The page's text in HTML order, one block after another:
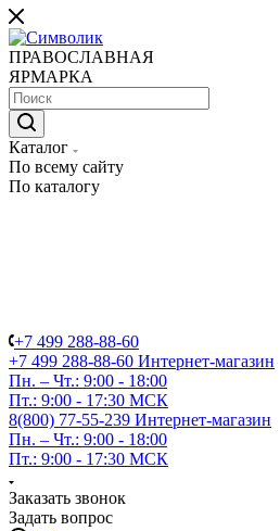
ПРАВОСЛАВНАЯ
ЯРМАРКА
Каталог
По всему сайту
По каталогу
+7 499 288-88-60
+7 499 288-88-60 Интернет-магазин
Пн. – Чт.: 9:00 - 18:00
Пт.: 9:00 - 17:30 МСК
8(800) 77-55-239 Интернет-магазин
Пн. – Чт.: 9:00 - 18:00
Пт.: 9:00 - 17:30 МСК
Заказать звонок
Задать вопрос